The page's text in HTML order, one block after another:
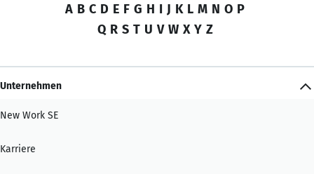
A B C D E F G H I J K L M N O P
Q R S T U V W X Y Z
Unternehmen
New Work SE
Karriere